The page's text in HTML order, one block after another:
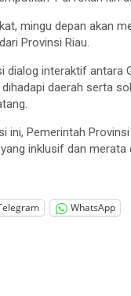
mingu depan akan
Provinsi Riau.
dialog interaktif antara
daerah serta
ini, Pemerintah
inklusif dan
WhatsApp